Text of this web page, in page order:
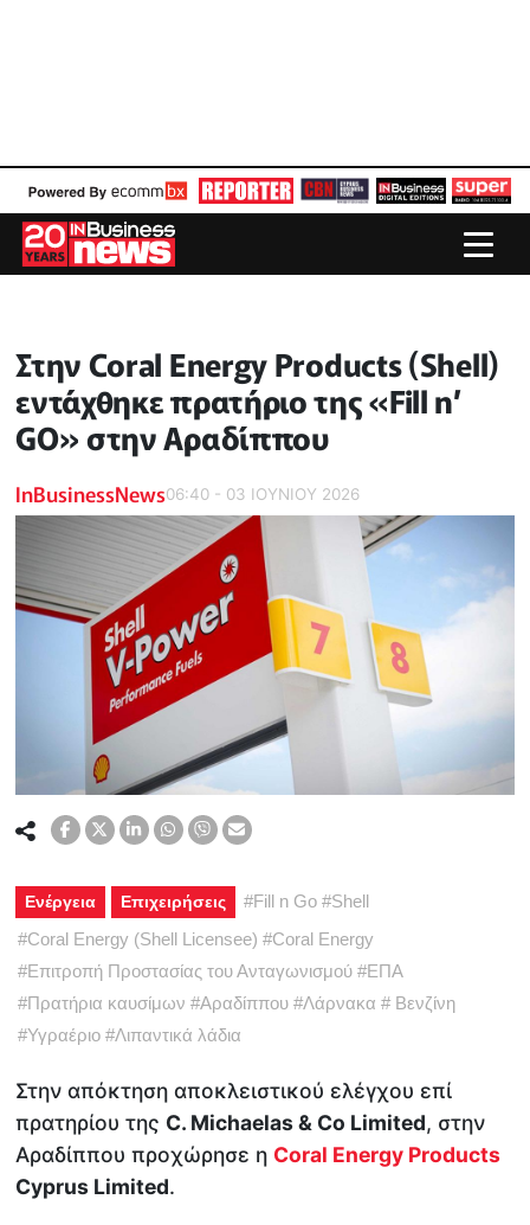
Στην Coral Energy Products (Shell)
εντάχθηκε πρατήριο της «Fill n’
GO» στην Αραδίππου
InBusinessNews06:40 - 03 ΙΟΥΝΙΟΥ 2026
Ενέργεια Επιχειρήσεις #Fill n Go #Shell
#Coral Energy (Shell Licensee) #Coral Energy
#Επιτροπή Προστασίας του Ανταγωνισμού #ΕΠΑ
#Πρατήρια καυσίμων #Αραδίππου #Λάρνακα # Βενζίνη
#Υγραέριο #Λιπαντικά λάδια
Στην απόκτηση αποκλειστικού ελέγχου επί
πρατηρίου της C. Michaelas & Co Limited, στην
Αραδίππου προχώρησε η Coral Energy Products
Cyprus Limited.